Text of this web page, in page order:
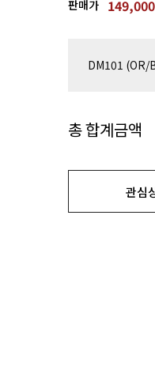
판매가 149,000
DM101 (OR/
총 합계금액
관심